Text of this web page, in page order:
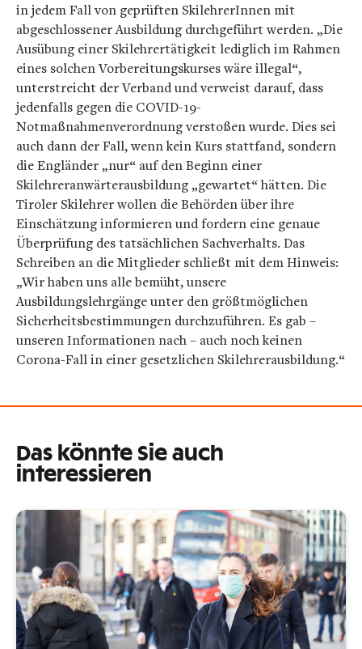
in jedem Fall von geprüften SkilehrerInnen mit
abgeschlossener Ausbildung durchgeführt werden. „Die
Ausübung einer Skilehrertätigkeit lediglich im Rahmen
eines solchen Vorbereitungskurses wäre illegal“,
unterstreicht der Verband und verweist darauf, dass
jedenfalls gegen die COVID-19-
Notmaßnahmenverordnung verstoßen wurde. Dies sei
auch dann der Fall, wenn kein Kurs stattfand, sondern
die Engländer „nur“ auf den Beginn einer
Skilehreranwärterausbildung „gewartet“ hätten. Die
Tiroler Skilehrer wollen die Behörden über ihre
Einschätzung informieren und fordern eine genaue
Überprüfung des tatsächlichen Sachverhalts. Das
Schreiben an die Mitglieder schließt mit dem Hinweis:
„Wir haben uns alle bemüht, unsere
Ausbildungslehrgänge unter den größtmöglichen
Sicherheitsbestimmungen durchzuführen. Es gab –
unseren Informationen nach – auch noch keinen
Corona-Fall in einer gesetzlichen Skilehrerausbildung.“
Das könnte Sie auch
interessieren